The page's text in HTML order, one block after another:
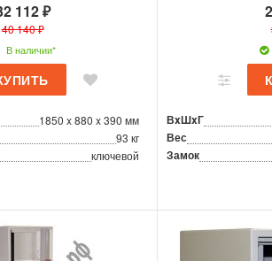
112 ₽
40 140 ₽
В наличии*
1850 x 880 x 390 мм
93 кг
ключевой
ВxШxГ
Вес
Замок